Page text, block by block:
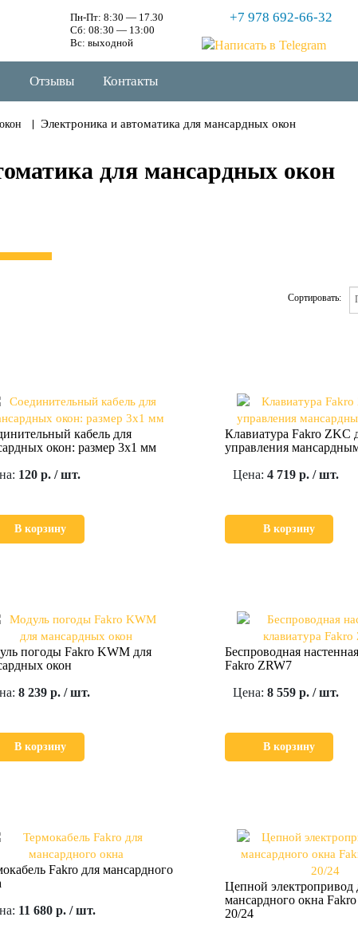
Пн-Пт: 8:30 — 17.30
Сб: 08:30 — 13:00
Вс: выходной
+7 978 692-66-32
Отзывы Контакты
Электроника и автоматика для мансардных окон
для мансардных окон
Сортировать:
кабель для
окон: размер 3х1 мм
120 р. / шт.
В корзину
Клавиатура Fakro ZKC
управления
Цена: 4 719 р. / шт.
В корзину
погоды Fakro KWM для
окон
8 239 р. / шт.
В корзину
Беспроводная
Fakro ZRW7
Цена: 8 559 р. / шт.
В корзину
Fakro для мансардного
11 680 р. / шт.
Цепной электропривод
мансардного окна
20/24